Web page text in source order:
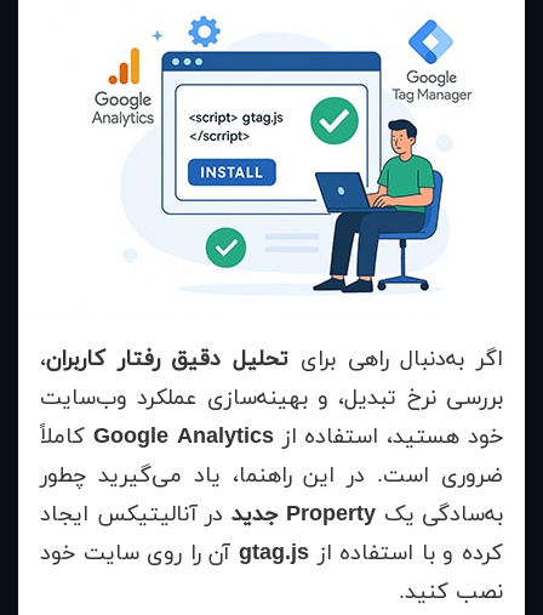
اگر به‌دنبال راهی برای تحلیل دقیق رفتار کاربران،
بررسی نرخ تبدیل، و بهینه‌سازی عملکرد وب‌سایت
خود هستید، استفاده ازGoogle Analytics کاملاً
ضروری است. در این راهنما، یاد می‌گیرید چطور
به‌سادگی یک Property جدید
در آنالیتیکس ایجاد
کرده و با استفاده از gtag.js آن را روی سایت خود
نصب کنید.